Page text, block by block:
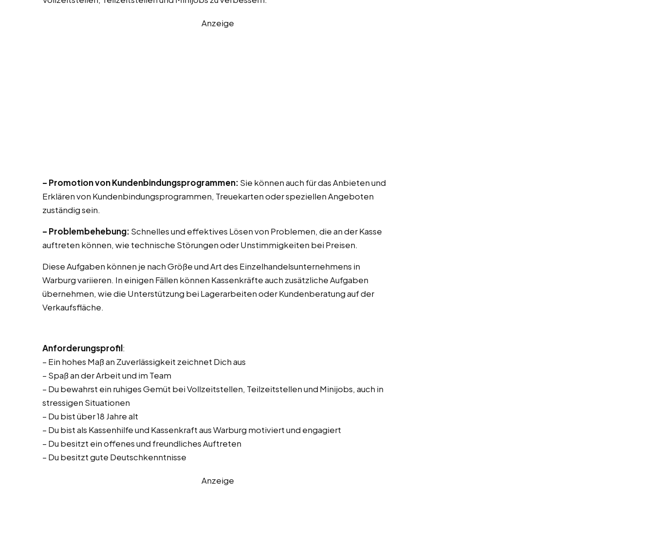
Anzeige
– Promotion von Kundenbindungsprogrammen: Sie können auch für das Anbieten und
Erklären von Kundenbindungsprogrammen, Treuekarten oder speziellen Angeboten
zuständig sein.
– Problembehebung: Schnelles und effektives Lösen von Problemen, die an der Kasse
auftreten können, wie technische Störungen oder Unstimmigkeiten bei Preisen.
Diese Aufgaben können je nach Größe und Art des Einzelhandelsunternehmens in
Warburg variieren. In einigen Fällen können Kassenkräfte auch zusätzliche Aufgaben
übernehmen, wie die Unterstützung bei Lagerarbeiten oder Kundenberatung auf der
Verkaufsfläche.
Anforderungsprofil:
– Ein hohes Maß an Zuverlässigkeit zeichnet Dich aus
– Spaß an der Arbeit und im Team
– Du bewahrst ein ruhiges Gemüt bei Vollzeitstellen, Teilzeitstellen und Minijobs, auch in
stressigen Situationen
– Du bist über 18 Jahre alt
– Du bist als Kassenhilfe und Kassenkraft aus Warburg motiviert und engagiert
– Du besitzt ein offenes und freundliches Auftreten
– Du besitzt gute Deutschkenntnisse
Anzeige